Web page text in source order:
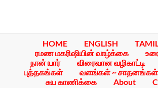
HOME ENGLISH
ரமண மகரிஷியின் வாழ்க்கை
நான் யார்
விரைவான வழிகாட்டி
புத்தகங்கள்
வளங்கள் ~ சாதனங்கள்
சுய காணிக்கை
About